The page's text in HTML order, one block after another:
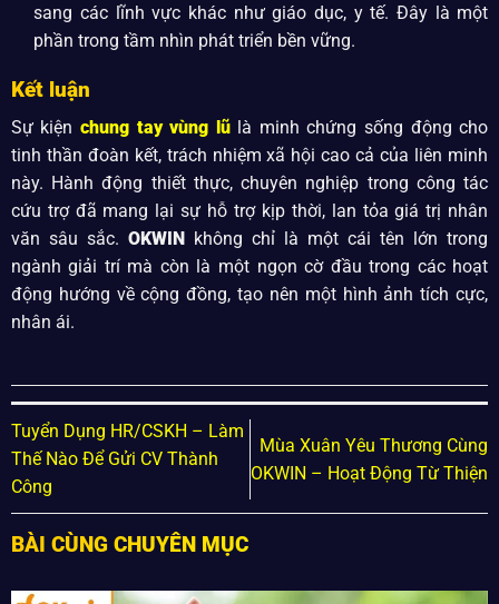
sang các lĩnh vực khác như giáo dục, y tế. Đây là một
phần trong tầm nhìn phát triển bền vững.
Kết luận
Sự kiện chung tay vùng lũlà minh chứng sống động cho
tinh thần đoàn kết, trách nhiệm xã hội cao cả của liên minh
này. Hành động thiết thực, chuyên nghiệp trong công tác
cứu trợ đã mang lại sự hỗ trợ kịp thời, lan tỏa giá trị nhân
văn sâu sắc. OKWIN
không chỉ là một cái tên lớn trong
ngành giải trí mà còn là một ngọn cờ đầu trong các hoạt
động hướng về cộng đồng, tạo nên một hình ảnh tích cực,
nhân ái.
Tuyển Dụng HR/CSKH – Làm
Thế Nào Để Gửi CV Thành
Công
Mùa Xuân Yêu Thương Cùng
OKWIN – Hoạt Động Từ Thiện
BÀI CÙNG CHUYÊN MỤC